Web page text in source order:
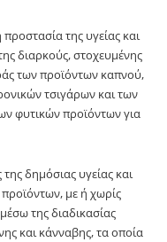
της υγείας και
διαρκούς, στοχευμένης
των προϊόντων καπνού,
τσιγάρων και των
φυτικών προϊόντων για
δημόσιας υγείας και
με ή χωρίς
της διαδικασίας
και κάνναβης, τα οποία